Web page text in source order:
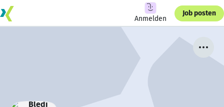
Anmelden
Job posten